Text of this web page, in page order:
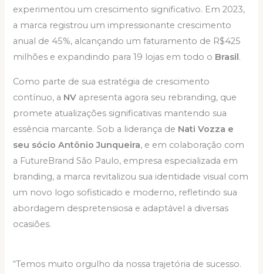
experimentou um crescimento significativo. Em 2023,
a marca registrou um impressionante crescimento
anual de 45%, alcançando um faturamento de R$425
milhões e expandindo para 19 lojas em todo o Brasil.
Como parte de sua estratégia de crescimento
contínuo, a NV apresenta agora seu rebranding, que
promete atualizações significativas mantendo sua
essência marcante. Sob a liderança de Nati Vozza e
seu sócio Antônio Junqueira, e em colaboração com
a FutureBrand São Paulo, empresa especializada em
branding, a marca revitalizou sua identidade visual com
um novo logo sofisticado e moderno, refletindo sua
abordagem despretensiosa e adaptável a diversas
ocasiões.
“Temos muito orgulho da nossa trajetória de sucesso.